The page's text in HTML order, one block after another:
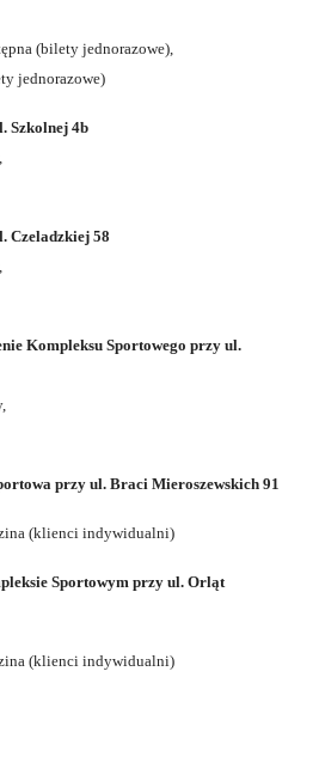
(bilety jednorazowe),
jednorazowe)
Szkolnej 4b
Czeladzkiej 58
Kompleksu Sportowego przy ul.
przy ul. Braci Mieroszewskich 91
(klienci indywidualni)
Sportowym przy ul. Orląt
(klienci indywidualni)